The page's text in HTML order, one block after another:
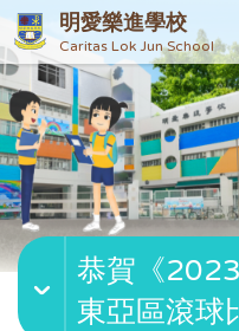
明愛樂進學校
Caritas Lok Jun School
恭賀《
東亞區滾球